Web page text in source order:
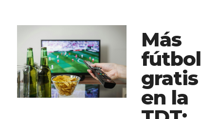
Más
fútbol
gratis
en la